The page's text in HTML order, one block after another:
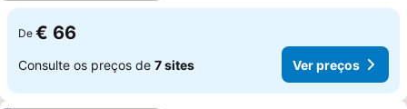
De € 66
Consulte os preços de 7 sites Ver preços